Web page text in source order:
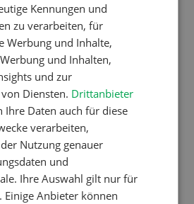
nutzen
den
wie die
Kennungen und
zu verarbeiten, für
Werbung und Inhalte,
und Inhalten,
und zur
Diensten. Drittanbieter
Ihre Daten auch für diese
verarbeiten,
Nutzung genauer
und
Ihre Auswahl gilt nur für
Einige Anbieter können